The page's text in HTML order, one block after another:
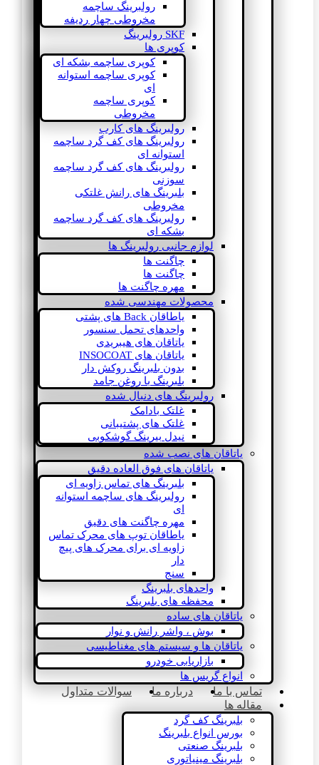
رولبرینگ ساچمه
مخروطی چهار ردیفه
SKF رولبرینگ
کوپری ها
کوپری ساچمه بشکه ای
کوپری ساچمه استوانه
ای
کوپری ساچمه
مخروطی
رولبرینگ های کارب
رولبرینگ های کف گرد ساچمه
استوانه ای
رولبرینگ های کف گرد ساچمه
سوزنی
بلبرینگ های رانش غلتکی
مخروطی
رولبرینگ های کف گرد ساچمه
بشکه ای
لوازم جانبی رولبرینگ ها
چاگنت ها
چاگنت ها
مهره چاگنت ها
محصولات مهندسی شده
یاطاقان Back های پشتی
واحدهای تحمل سنسور
یاتاقان های هیبریدی
یاتاقان های INSOCOAT
بدون بلبرینگ روکش دار
بلبرینگ با روغن جامد
رولبرینگ های دنبال شده
غلتک بادامک
غلتک های پشتیبانی
نیدل بیرینگ گوشکوبی
یاتاقان های نصب شده
یاتاقان های فوق العاده دقیق
بلبرینگ های تماس زاویه ای
رولبرینگ های ساچمه استوانه
ای
مهره چاگنت های دقیق
یاطاقان توپ های محرک تماس
زاویه ای برای محرک های پیچ
دار
سنج
واحدهای بلبرینگ
محفظه های بلبرینگ
یاتاقان های ساده
بوش ، واشر رانش و نوار
یاتاقان ها و سیستم های مغناطیسی
بازاریابی خودرو
انواع گریس ها
تماس با ما درباره ما
سوالات متداول
مقاله ها
بلبرینگ کف گرد
بورس انواع بلبرینگ
بلبرینگ صنعتی
بلبرینگ مینیاتوری